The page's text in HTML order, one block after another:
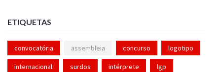
ETIQUETAS
convocatória assembleia concurso logotipo
internacional surdos intérprete lgp